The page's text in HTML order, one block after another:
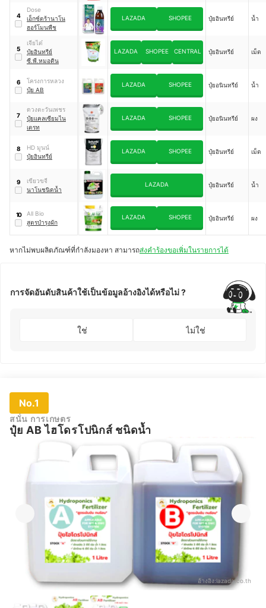
4
Dose
เอ็กซ์ตร้านาโน
ฮอร์โมนพืช
LAZADA SHOPEE ปุ๋ยอินทรีย์ น้ำ
5
เจียไต๋
ปุ๋ยอินทรีย์
ซี.พี.หมอดิน
LAZADA SHOPEE CENTRAL ปุ๋ยอินทรีย์ เม็ด
6
โครงการหลวง
ปุ๋ย AB
LAZADA SHOPEE ปุ๋ยอนินทรีย์ น้ำ
7
ดวงตะวันเพชร
ปุ๋ยแคลเซียมไน
เตรท
LAZADA SHOPEE ปุ๋ยอนินทรีย์ ผง
8
HD มูนน์
ปุ๋ยอินทรีย์
LAZADA SHOPEE ปุ๋ยอินทรีย์ เม็ด
9
เขียวขจี
นาโนชนิดน้ำ
LAZADA ปุ๋ยอินทรีย์ น้ำ
10
All Bio
สูตรบำรุงผัก
LAZADA SHOPEE ปุ๋ยอินทรีย์ ผง
หากไม่พบผลิตภัณฑ์ที่กำลังมองหา สามารถส่งคำร้องขอเพิ่มในรายการได้
การจัดอันดับสินค้าใช้เป็นข้อมูลอ้างอิงได้หรือไม่ ?
ใช่ ไม่ใช่
No.1
สนั่น การเกษตร
ปุ๋ย AB ไฮโดรโปนิกส์ ชนิดน้ำ
อ้างอิง:lazada.co.th